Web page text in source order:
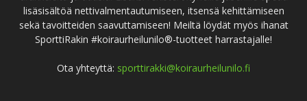
lisäsisältöä nettivalmentautumiseen, itsensä kehittämiseen
sekä tavoitteiden saavuttamiseen! Meiltä löydät myös ihanat
SporttiRakin #koiraurheilunilo®-tuotteet harrastajalle!
Ota yhteyttä: sporttirakki@koiraurheilunilo.fi